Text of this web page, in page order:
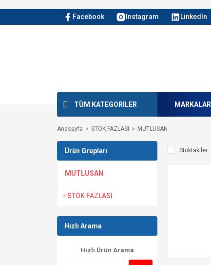
Facebook Instagram LinkedIn
TÜM KATEGORİLER MARKALAR
Anasayfa STOK FAZLASI MUTLUSAN
Ürün Grupları
MUTLUSAN
STOK FAZLASI
Hızlı Arama
Hızlı Ürün Arama
Stoktakiler